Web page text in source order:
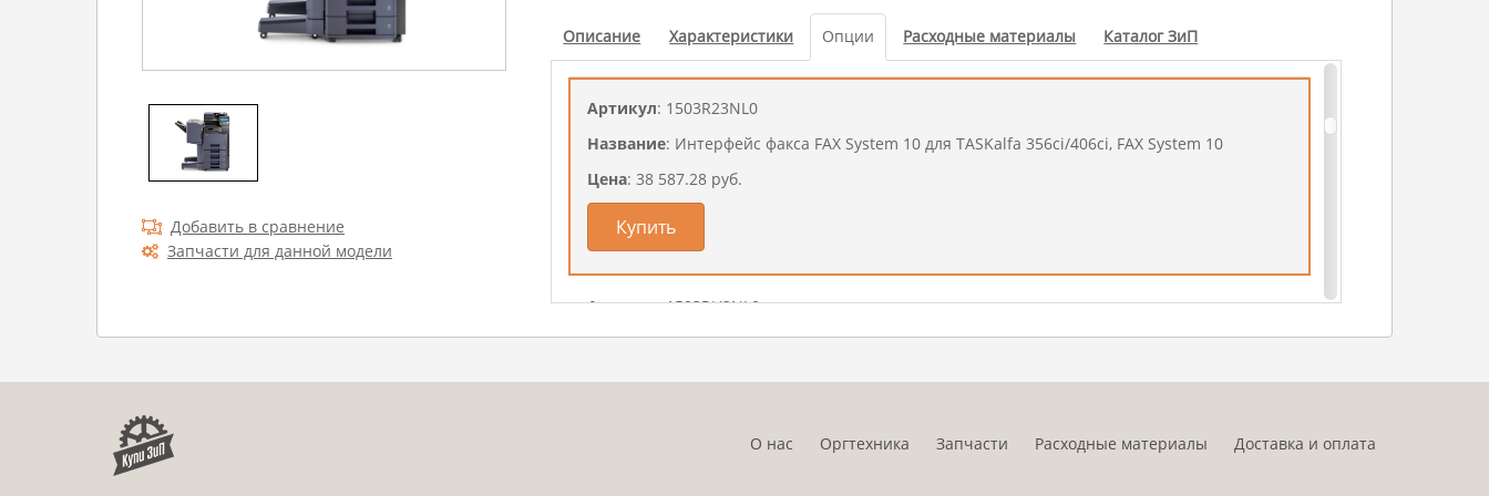
Добавить в сравнение
Запчасти для данной модели
Описание Характеристики Опции Расходные материалы Каталог ЗиП
Купить
Артикул: 1503R23NL0
Название: Интерфейс факса FAX System 10 для TASKalfa 356ci/406ci, FAX System 10
Цена: 38 587.28 руб.
Купить
Артикул: 1503RH3NL0
Название: Интерфейс факса FAX System 11 для TASKalfa 306ci, FAX System 11
Цена: 18 305.42 руб.
О нас Оргтехника Запчасти Расходные материалы Доставка и оплата